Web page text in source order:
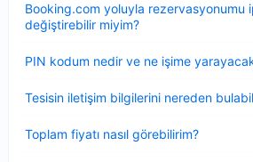
Booking.com yoluyla rezervasyonumu
değiştirebilir miyim?
PIN kodum nedir ve ne işime
Tesisin iletişim bilgilerini nereden
Toplam fiyatı nasıl görebilirim?